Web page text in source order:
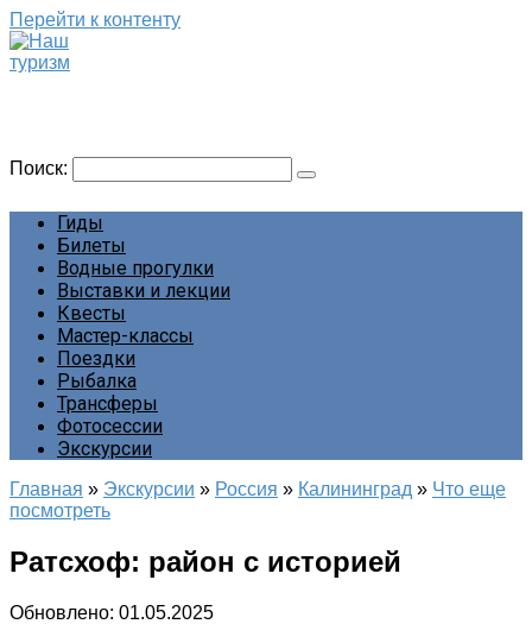
Перейти к контенту
Поиск:
Гиды
Билеты
Водные прогулки
Выставки и лекции
Квесты
Мастер-классы
Поездки
Рыбалка
Трансферы
Фотосессии
Экскурсии
Главная » Экскурсии » Россия » Калининград » Что еще
посмотреть
Ратсхоф: район с историей
Обновлено: 01.05.2025